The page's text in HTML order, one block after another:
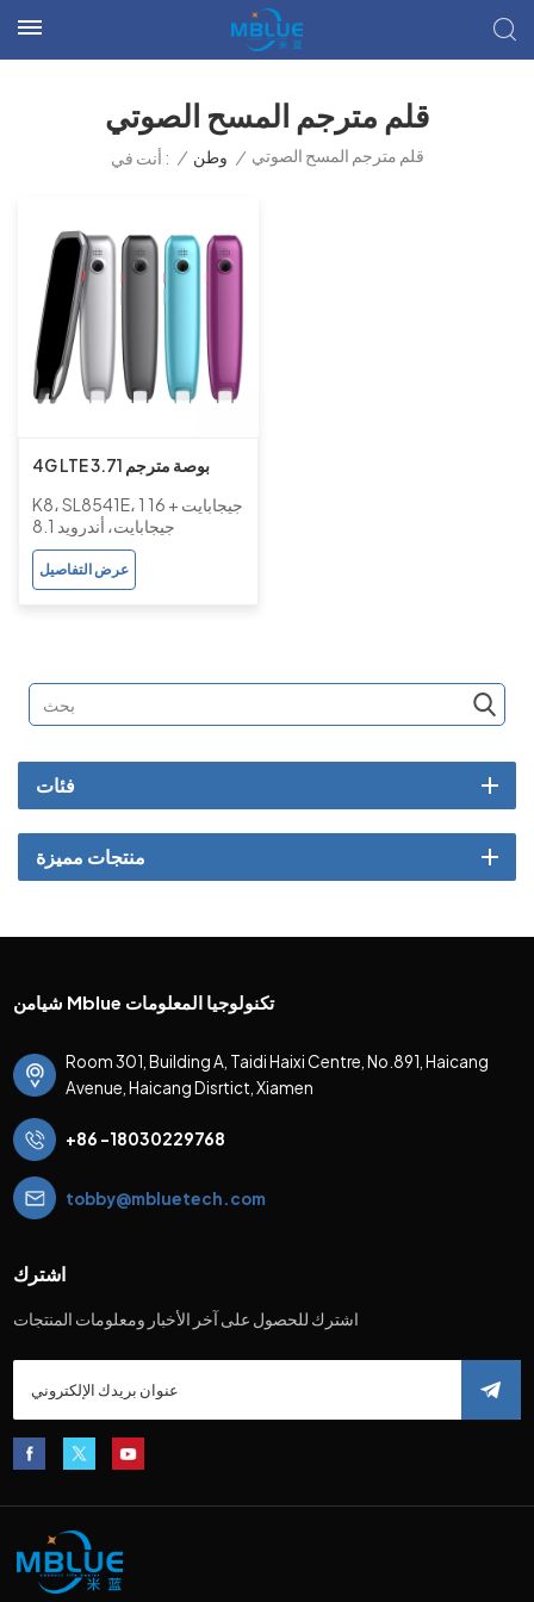
قلم مترجم المسح الصوتي
أنت في : / وطن / قلم مترجم المسح الصوتي
4G LTE 3.71 بوصة مترجم
الصوت والمسح الضوئي مع
كاميرا مزدوجة
K8، SL8541E، 1 جيجابايت + 16
جيجابايت، أندرويد 8.1
عرض التفاصيل
فئات
منتجات مميزة
شيامن Mblue تكنولوجيا المعلومات
Room 301, Building A, Taidi Haixi Centre, No.891, Haicang
Avenue, Haicang Disrtict, Xiamen
+86 -18030229768
tobby@mbluetech.com
اشترك
اشترك للحصول على آخر الأخبار ومعلومات المنتجات